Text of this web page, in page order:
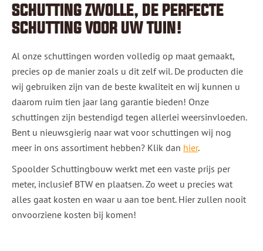
SCHUTTING ZWOLLE, DE PERFECTE
SCHUTTING VOOR UW TUIN!
Al onze schuttingen worden volledig op maat gemaakt,
precies op de manier zoals u dit zelf wil. De producten die
wij gebruiken zijn van de beste kwaliteit en wij kunnen u
daarom ruim tien jaar lang garantie bieden! Onze
schuttingen zijn bestendigd tegen allerlei weersinvloeden.
Bent u nieuwsgierig naar wat voor schuttingen wij nog
meer in ons assortiment hebben? Klik dan hier.
Spoolder Schuttingbouw werkt met een vaste prijs per
meter, inclusief BTW en plaatsen. Zo weet u precies wat
alles gaat kosten en waar u aan toe bent. Hier zullen nooit
onvoorziene kosten bij komen!